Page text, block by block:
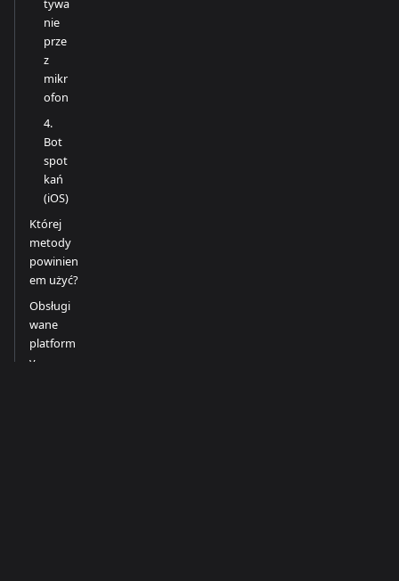
tywa
nie
prze
z
mikr
ofon
4.
Bot
spot
kań
(iOS)
Której
metody
powinien
em użyć?
Obsługi
wane
platform
y